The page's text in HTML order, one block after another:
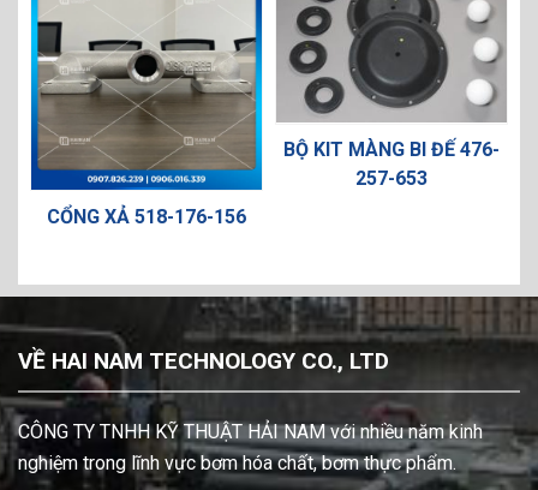
CỔNG XẢ 518-176-156
BỘ KIT MÀNG BI ĐẾ 476-
257-653
VỀ HAI NAM TECHNOLOGY CO., LTD
CÔNG TY TNHH KỸ THUẬT HẢI NAM với nhiều năm kinh
nghiệm trong lĩnh vực bơm hóa chất, bơm thực phẩm.